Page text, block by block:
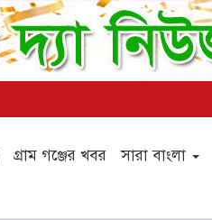
গ্রাম গঞ্জের খবর সারা বাংলা